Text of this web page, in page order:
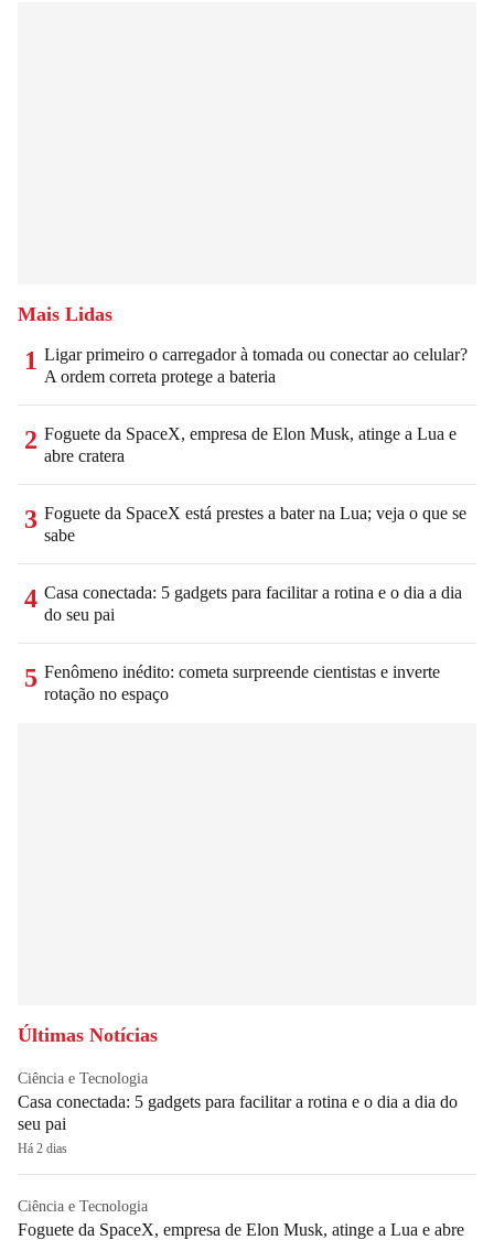
Mais Lidas
1 Ligar primeiro o carregador à tomada ou conectar ao celular?
A ordem correta protege a bateria
2 Foguete da SpaceX, empresa de Elon Musk, atinge a Lua e
abre cratera
3 Foguete da SpaceX está prestes a bater na Lua; veja o que se
sabe
4 Casa conectada: 5 gadgets para facilitar a rotina e o dia a dia
do seu pai
5 Fenômeno inédito: cometa surpreende cientistas e inverte
rotação no espaço
Últimas Notícias
Ciência e Tecnologia
Casa conectada: 5 gadgets para facilitar a rotina e o dia a dia do
seu pai
Há 2 dias
Ciência e Tecnologia
Foguete da SpaceX, empresa de Elon Musk, atinge a Lua e abre